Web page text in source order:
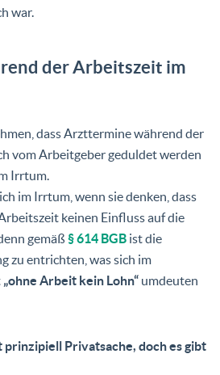
war.
der Arbeitszeit im
dass Arzttermine während der
vom Arbeitgeber geduldet werden
Irrtum.
im Irrtum, wenn sie denken, dass
keinen Einfluss auf die
gemäß § 614 BGB ist die
zu entrichten, was sich im
„ohne Arbeit kein Lohn“ umdeuten
Privatsache, doch es gibt